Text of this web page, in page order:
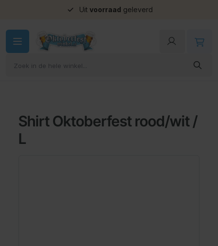
Uit voorraad geleverd
Shirt Oktoberfest rood/wit /
L